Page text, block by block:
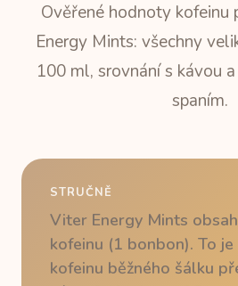
Ověřené hodnoty kofeinu
Energy Mints: všechny
100 ml, srovnání s kávou
spaním.
STRUČNĚ
Viter Energy Mints
kofeinu (1 bonbon). To
kofeinu běžného šálku